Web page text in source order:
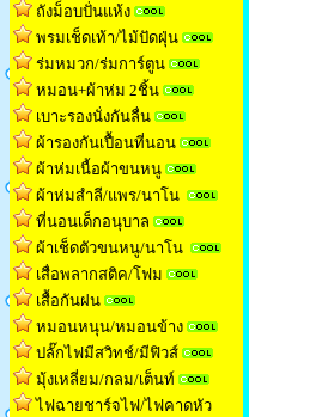
ถังม็อบปั่นแห้ง
พรมเช็ดเท้า/ไม้ปัดฝุ่น
ร่มหมวก/ร่มการ์ตูน
หมอน+ผ้าห่ม 2ชิ้น
เบาะรองนั่งกันลื่น
ผ้ารองกันเปื้อนที่นอน
ผ้าห่มเนื้อผ้าขนหน
ผ้าห่มสำลี/แพร/นาโน
ที่นอนเด็กอนุบาล
ผ้าเช็ดตัวขนหนู/นาโน
เสื่อพลากสติค/โฟม
เสื้อกันฝน
หมอนหนุน/หมอนข้าง
ปลั๊กไฟมีสวิทช์/มีฟิวส์
มุ้งเหลี่ยม/กลม/เต็นท
ไฟฉายชาร์จไฟ/ไฟคาดหัว